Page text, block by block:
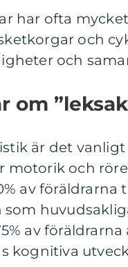
har ofta
och
och
om
är det
motorik och
av föräldrarna
av
kognitiva